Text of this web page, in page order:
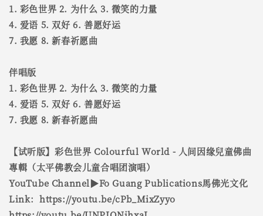
1. 彩色世界 2. 为什么 3. 微笑的力量
4. 爱语 5. 双好 6. 善愿好运
7. 我愿 8. 新春祈愿曲
伴唱版
1. 彩色世界 2. 为什么 3. 微笑的力量
4. 爱语 5. 双好 6. 善愿好运
7. 我愿 8. 新春祈愿曲
【试听版】彩色世界 Colourful World - 人间因缘兒童佛曲
專輯（太平佛教会儿童合唱团演唱）
YouTube Channel▶Fo Guang Publications馬佛光文化
Link：https://youtu.be/cPb_MixZyyo